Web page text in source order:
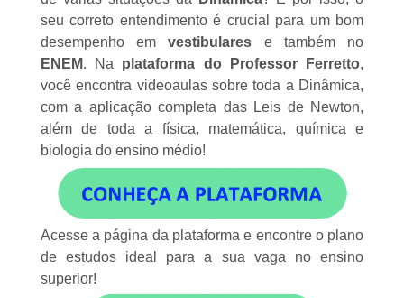
seu correto entendimento é crucial para um bom
desempenho emvestibulares e também no
ENEM. Na plataforma do Professor Ferretto,
você encontra videoaulas sobre toda a Dinâmica,
com a aplicação completa das Leis de Newton,
além de toda a física, matemática, química e
biologia do ensino médio!
Acesse a página da plataforma e encontre o plano
de estudos ideal para a sua vaga no ensino
superior!